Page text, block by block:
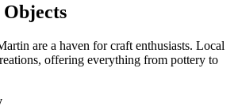
are a haven for craft enthusiasts. Local
offering everything from pottery to